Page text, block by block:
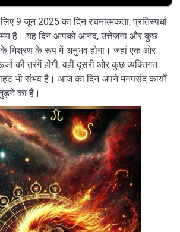
9 जून 2025 का दिन रचनात्मकता, प्रतिस्पर्धा
है। यह दिन आपको आनंद, उत्तेजना और कुछ
के मिश्रण के रूप में अनुभव होगा। जहां एक ओर
की तरंगें होंगी, वहीं दूसरी ओर कुछ व्यक्तिगत
भी संभव है। आज का दिन अपने मनपसंद कार्यों
का है।